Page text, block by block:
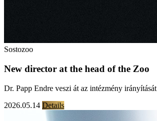
Sostozoo
New director at the head of the Zoo
Dr. Papp Endre veszi át az intézmény irányítását
2026.05.14 Details